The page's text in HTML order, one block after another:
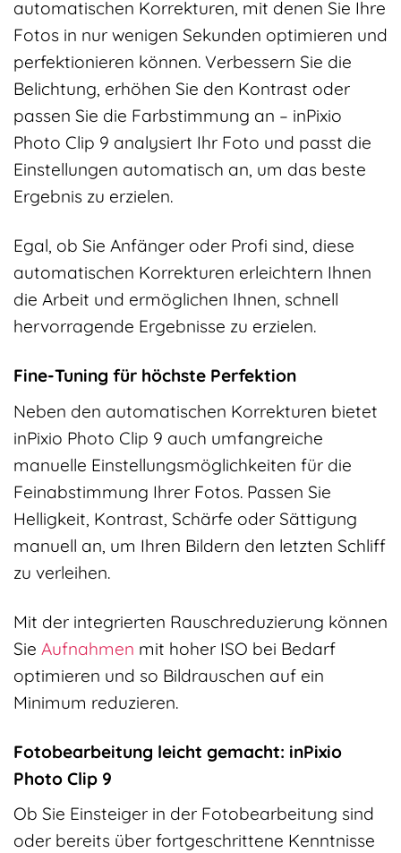
automatischen Korrekturen, mit denen Sie Ihre
Fotos in nur wenigen Sekunden optimieren und
perfektionieren können. Verbessern Sie die
Belichtung, erhöhen Sie den Kontrast oder
passen Sie die Farbstimmung an – inPixio
Photo Clip 9 analysiert Ihr Foto und passt die
Einstellungen automatisch an, um das beste
Ergebnis zu erzielen.
Egal, ob Sie Anfänger oder Profi sind, diese
automatischen Korrekturen erleichtern Ihnen
die Arbeit und ermöglichen Ihnen, schnell
hervorragende Ergebnisse zu erzielen.
Fine-Tuning für höchste Perfektion
Neben den automatischen Korrekturen bietet
inPixio Photo Clip 9 auch umfangreiche
manuelle Einstellungsmöglichkeiten für die
Feinabstimmung Ihrer Fotos. Passen Sie
Helligkeit, Kontrast, Schärfe oder Sättigung
manuell an, um Ihren Bildern den letzten Schliff
zu verleihen.
Mit der integrierten Rauschreduzierung können
Sie Aufnahmen mit hoher ISO bei Bedarf
optimieren und so Bildrauschen auf ein
Minimum reduzieren.
Fotobearbeitung leicht gemacht: inPixio
Photo Clip 9
Ob Sie Einsteiger in der Fotobearbeitung sind
oder bereits über fortgeschrittene Kenntnisse